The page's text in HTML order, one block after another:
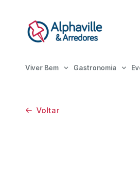
Viver Bem Gastronomia
Voltar